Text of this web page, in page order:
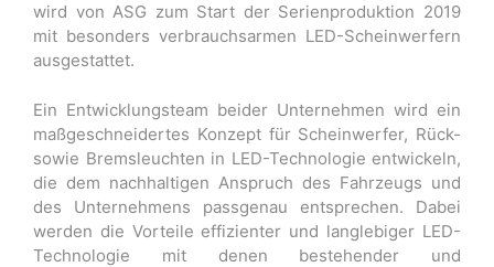
wird von ASG zum Start der Serienproduktion 2019
mit besonders verbrauchsarmen LED-Scheinwerfern
ausgestattet.
Ein Entwicklungsteam beider Unternehmen wird ein
maßgeschneidertes Konzept für Scheinwerfer, Rück-
sowie Bremsleuchten in LED-Technologie entwickeln,
die dem nachhaltigen Anspruch des Fahrzeugs und
des Unternehmens passgenau entsprechen. Dabei
werden die Vorteile effizienter und langlebiger LED-
Technologie mit denen bestehender und